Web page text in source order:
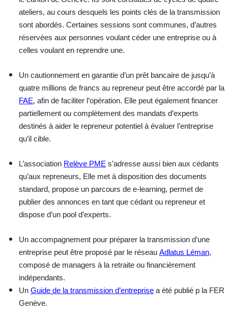
ateliers, au cours desquels les points clés de la transmission
sont abordés. Certaines sessions sont communes, d’autres
réservées aux personnes voulant céder une entreprise ou à
celles voulant en reprendre une.
Un cautionnement en garantie d’un prêt bancaire de jusqu’à
quatre millions de francs au repreneur peut être accordé par la
FAE, afin de faciliter l’opération. Elle peut également financer
partiellement ou complètement des mandats d’experts
destinés à aider le repreneur potentiel à évaluer l’entreprise
qu’il cible.
L’association Relève PME s’adresse aussi bien aux cédants
qu’aux repreneurs, Elle met à disposition des documents
standard, propose un parcours de e-learning, permet de
publier des annonces en tant que cédant ou repreneur et
dispose d’un pool d’experts.
Un accompagnement pour préparer la transmission d’une
entreprise peut être proposé par le réseau Adlatus Léman,
composé de managers à la retraite ou financièrement
indépendants.
Un Guide de la transmission d’entreprise a été publié p la FER
Genève.